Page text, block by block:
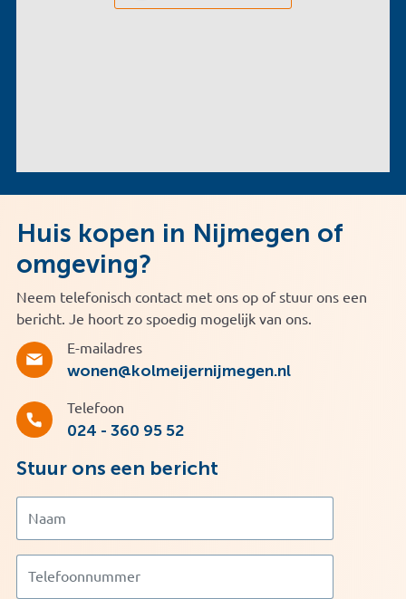
Huis kopen in Nijmegen of
omgeving?
Neem telefonisch contact met ons op of stuur ons een
bericht. Je hoort zo spoedig mogelijk van ons.
E-mailadres
wonen@kolmeijernijmegen.nl
Telefoon
024 - 360 95 52
Stuur ons een bericht